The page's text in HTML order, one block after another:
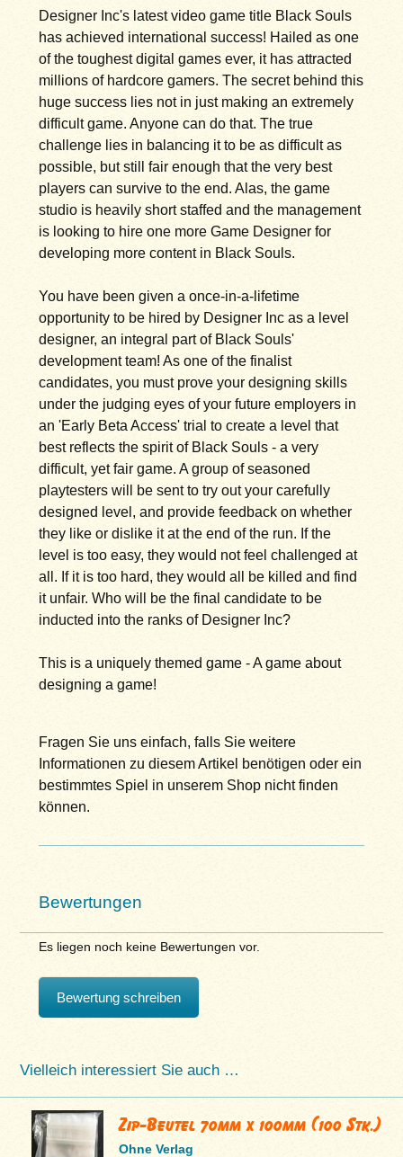
Designer Inc's latest video game title Black Souls
has achieved international success! Hailed as one
of the toughest digital games ever, it has attracted
millions of hardcore gamers. The secret behind this
huge success lies not in just making an extremely
difficult game. Anyone can do that. The true
challenge lies in balancing it to be as difficult as
possible, but still fair enough that the very best
players can survive to the end. Alas, the game
studio is heavily short staffed and the management
is looking to hire one more Game Designer for
developing more content in Black Souls.
You have been given a once-in-a-lifetime
opportunity to be hired by Designer Inc as a level
designer, an integral part of Black Souls'
development team! As one of the finalist
candidates, you must prove your designing skills
under the judging eyes of your future employers in
an 'Early Beta Access' trial to create a level that
best reflects the spirit of Black Souls - a very
difficult, yet fair game. A group of seasoned
playtesters will be sent to try out your carefully
designed level, and provide feedback on whether
they like or dislike it at the end of the run. If the
level is too easy, they would not feel challenged at
all. If it is too hard, they would all be killed and find
it unfair. Who will be the final candidate to be
inducted into the ranks of Designer Inc?
This is a uniquely themed game - A game about
designing a game!
Fragen Sie uns einfach, falls Sie weitere
Informationen zu diesem Artikel benötigen oder ein
bestimmtes Spiel in unserem Shop nicht finden
können.
Bewertungen
Es liegen noch keine Bewertungen vor.
Bewertung schreiben
Vielleich interessiert Sie auch …
Zip-Beutel 70mm x 100mm (100 Stk.)
Ohne Verlag